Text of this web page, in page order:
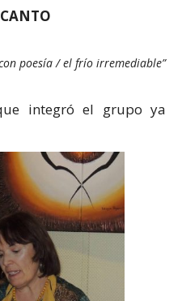
poesía / el frío irremediable”
integró el grupo ya